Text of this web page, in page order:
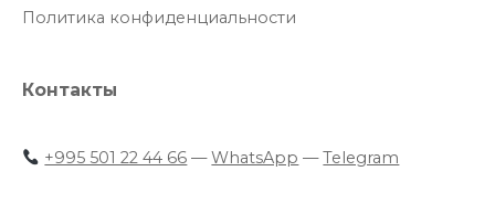
Политика конфиденциальности
Контакты
+995 501 22 44 66 —WhatsApp —Telegram